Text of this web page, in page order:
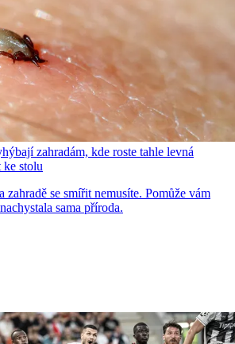
zahradám, kde roste tahle levná
ke stolu
zahradě se smířit nemusíte. Pomůže vám
sama příroda.